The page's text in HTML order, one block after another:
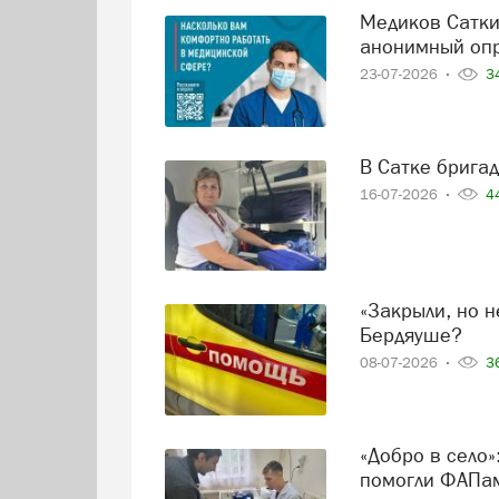
Медиков Саткинского округа призывают пройти
анонимный
23-07-2026
В Сатке
16-07-2026
«Закрыли, но не бросили»: как сейчас работает скорая в
Бердяуше?
08-07-2026
«Добро в село»: студенты Саткинского медколледжа
помогли